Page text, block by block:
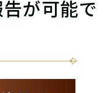
が可能で